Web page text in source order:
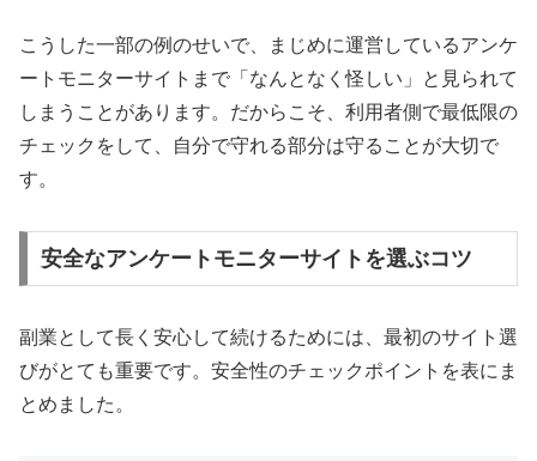
こうした一部の例のせいで、まじめに運営しているアンケ
ートモニターサイトまで「なんとなく怪しい」と見られて
しまうことがあります。だからこそ、利用者側で最低限の
チェックをして、自分で守れる部分は守ることが大切で
す。
安全なアンケートモニターサイトを選ぶコツ
副業として長く安心して続けるためには、最初のサイト選
びがとても重要です。安全性のチェックポイントを表にま
とめました。